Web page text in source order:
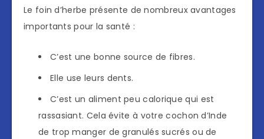
Le foin d’herbe présente de nombreux avantages
importants pour la santé :
C’est une bonne source de fibres.
Elle use leurs dents.
C’est un aliment peu calorique qui est
rassasiant. Cela évite à votre cochon d’Inde
de trop manger de granulés sucrés ou de